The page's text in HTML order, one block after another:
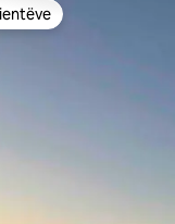
të klientëve